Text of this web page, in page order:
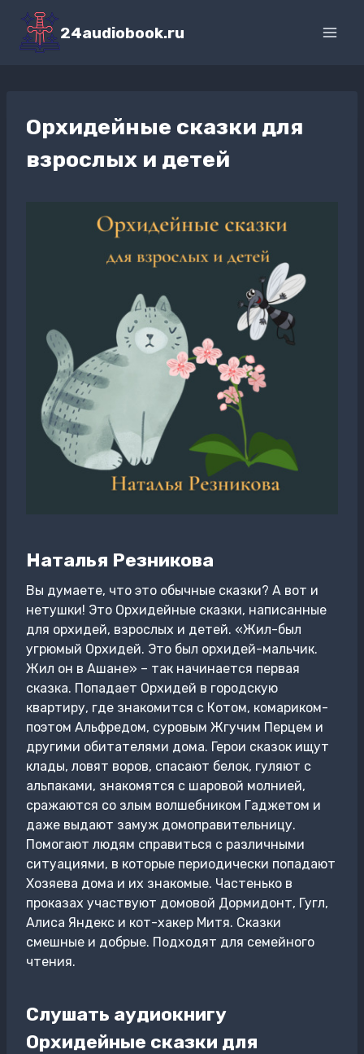
Перейти
содержимому
24audiobook.ru
Орхидейные сказки для
взрослых и детей
Наталья Резникова
Вы думаете, что это обычные сказки? А вот и
нетушки! Это Орхидейные сказки, написанные
для орхидей, взрослых и детей. «Жил-был
угрюмый Орхидей. Это был орхидей-мальчик.
Жил он в Ашане» – так начинается первая
сказка. Попадает Орхидей в городскую
квартиру, где знакомится с Котом, комариком-
поэтом Альфредом, суровым Жгучим Перцем и
другими обитателями дома. Герои сказок ищут
клады, ловят воров, спасают белок, гуляют с
альпаками, знакомятся с шаровой молнией,
сражаются со злым волшебником Гаджетом и
даже выдают замуж домоправительницу.
Помогают людям справиться с различными
ситуациями, в которые периодически попадают
Хозяева дома и их знакомые. Частенько в
проказах участвуют домовой Дормидонт, Гугл,
Алиса Яндекс и кот-хакер Митя. Сказки
смешные и добрые. Подходят для семейного
чтения.
Слушать аудиокнигу
Орхидейные сказки для